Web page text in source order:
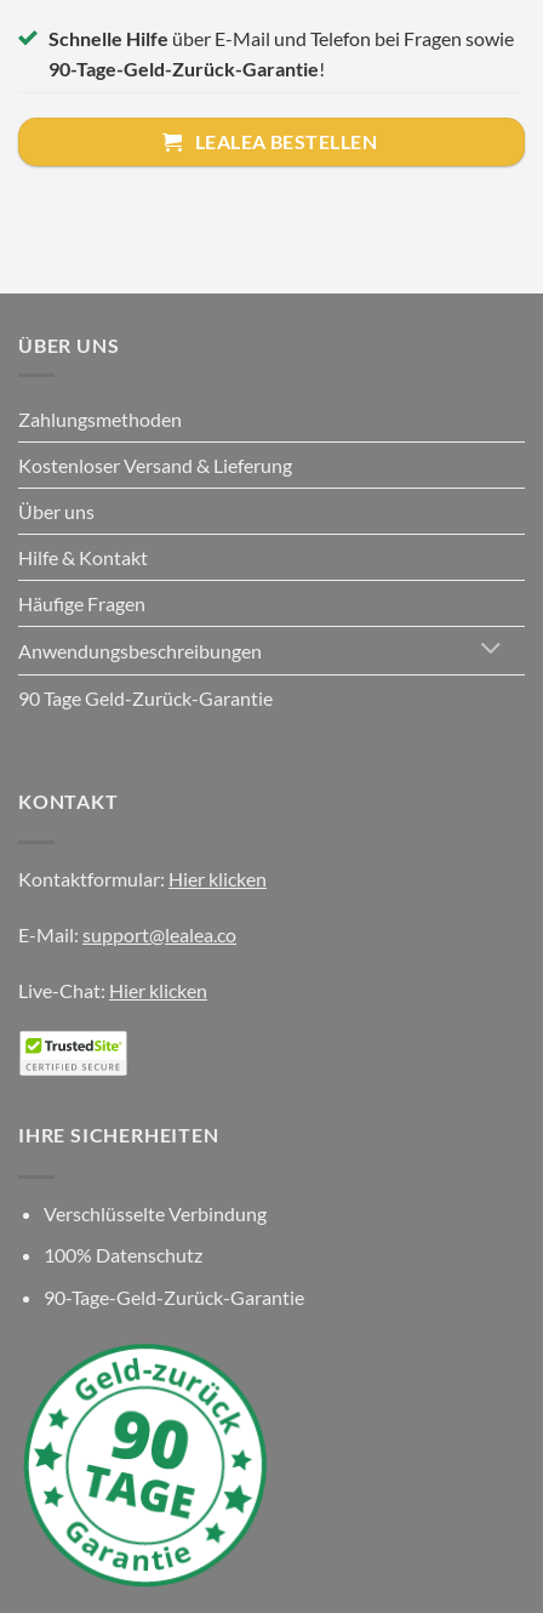
Schnelle Hilfe über E-Mail und Telefon bei Fragen sowie
90-Tage-Geld-Zurück-Garantie!
LEALEA BESTELLEN
ÜBER UNS
Zahlungsmethoden
Kostenloser Versand & Lieferung
Über uns
Hilfe & Kontakt
Häufige Fragen
Anwendungsbeschreibungen
90 Tage Geld-Zurück-Garantie
KONTAKT
Kontaktformular: Hier klicken
E-Mail: support@lealea.co
Live-Chat: Hier klicken
IHRE SICHERHEITEN
Verschlüsselte Verbindung
100% Datenschutz
90-Tage-Geld-Zurück-Garantie